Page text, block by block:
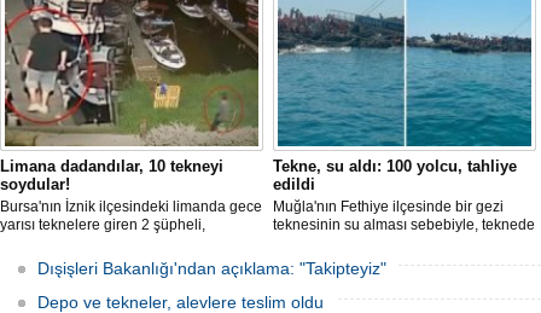
Limana dadandılar, 10 tekneyi
soydular!
Bursa'nın İznik ilçesindeki limanda gece
yarısı teknelere giren 2 şüpheli,
çaldı. Olay, güvenlik kameralarına
yansıdı, tekne sahiplerinin ihbarıyla
jandarma inceleme başlattı.
Tekne, su aldı: 100 yolcu, tahliye
edildi
Muğla'nın Fethiye ilçesinde bir gezi
teknesinin su alması sebebiyle, teknede
teknenin batmaması için bölgede
kurtarma çalışması başlatıldı.
Dışişleri Bakanlığı'ndan açıklama: "Takipteyiz"
Depo ve tekneler, alevlere teslim oldu